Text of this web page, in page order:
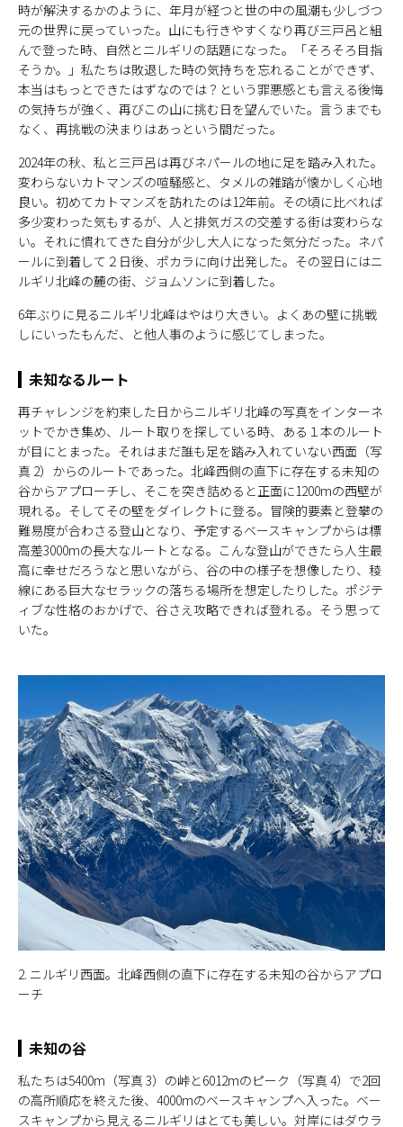
時が解決するかのように、年月が経つと世の中の風潮も少しづつ
元の世界に戻っていった。山にも行きやすくなり再び三戸呂と組
んで登った時、自然とニルギリの話題になった。「そろそろ目指
そうか。」私たちは敗退した時の気持ちを忘れることができず、
本当はもっとできたはずなのでは？という罪悪感とも言える後悔
の気持ちが強く、再びこの山に挑む日を望んでいた。言うまでも
なく、再挑戦の決まりはあっという間だった。
2024年の秋、私と三戸呂は再びネパールの地に足を踏み入れた。
変わらないカトマンズの喧騒感と、タメルの雑踏が懐かしく心地
良い。初めてカトマンズを訪れたのは12年前。その頃に比べれば
多少変わった気もするが、人と排気ガスの交差する街は変わらな
い。それに慣れてきた自分が少し大人になった気分だった。ネパ
ールに到着して２日後、ポカラに向け出発した。その翌日にはニ
ルギリ北峰の麓の街、ジョムソンに到着した。
6年ぶりに見るニルギリ北峰はやはり大きい。よくあの壁に挑戦
しにいったもんだ、と他人事のように感じてしまった。
未知なるルート
再チャレンジを約束した日からニルギリ北峰の写真をインターネ
ットでかき集め、ルート取りを探している時、ある１本のルート
が目にとまった。それはまだ誰も足を踏み入れていない西面（写
真 2）からのルートであった。北峰西側の直下に存在する未知の
谷からアプローチし、そこを突き詰めると正面に1200mの西壁が
現れる。そしてその壁をダイレクトに登る。冒険的要素と登攀の
難易度が合わさる登山となり、予定するベースキャンプからは標
高差3000mの長大なルートとなる。こんな登山ができたら人生最
高に幸せだろうなと思いながら、谷の中の様子を想像したり、稜
線にある巨大なセラックの落ちる場所を想定したりした。ポジテ
ィブな性格のおかげで、谷さえ攻略できれば登れる。そう思って
いた。
2. ニルギリ西面。北峰西側の直下に存在する未知の谷からアプロ
ーチ
未知の谷
私たちは5400m（写真 3）の峠と6012mのピーク（写真 4）で2回
の高所順応を終えた後、4000mのベースキャンプへ入った。ベー
スキャンプから見えるニルギリはとても美しい。対岸にはダウラ